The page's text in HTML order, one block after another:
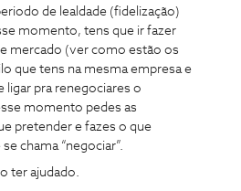
de lealdade (fidelização)
momento, tens que ir fazer
mercado (ver como estão os
que tens na mesma empresa e
ligar pra renegociares o
momento pedes as
pretender e fazes o que
chama “negociar”.
ter ajudado.